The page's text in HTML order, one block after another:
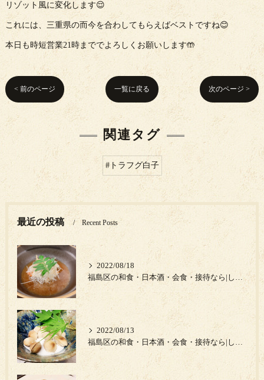
リゾット風に変化します😌
これには、三重県の而今を合わしてもらえばベストですね😊
本日も時短営業21時まででよろしくお願いします🤲
< 前のページ 一覧に戻る 次のページ >
関連タグ
#トラフグ白子
最近の投稿 Recent Posts
2022/08/18
福島区の和食・日本酒・会食・接待なら|しゅん須佐見|キンキ中華蒸し
2022/08/13
福島区の和食・日本酒・会食・接待なら|しゅん須佐見|熊本県の新物銀杏‼️